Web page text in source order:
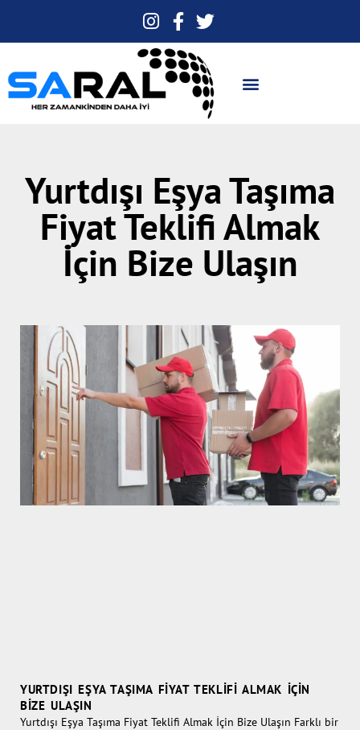
Yurtdışı Eşya Taşıma
Fiyat Teklifi Almak
İçin Bize Ulaşın
YURTDIŞI EŞYA TAŞIMA FIYAT TEKLIFI ALMAK İÇIN
BIZE ULAŞIN
Yurtdışı Eşya Taşıma Fiyat Teklifi Almak İçin Bize Ulaşın Farklı bir